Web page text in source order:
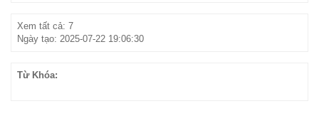
Xem tất cả: 7
Ngày tạo: 2025-07-22 19:06:30
Từ Khóa: